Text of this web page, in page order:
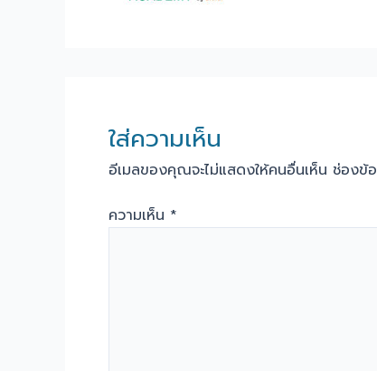
ใส่ความเห็น
อีเมลของคุณจะไม่แสดงให้คนอื่นเห็น ช่องข้
ความเห็น *